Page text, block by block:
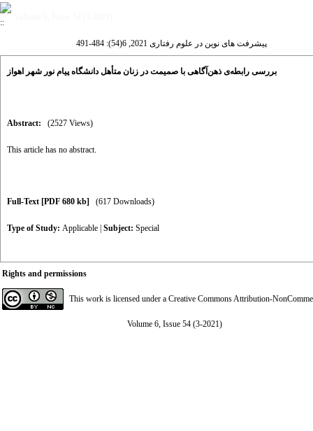
پیشرفت های نوین در علوم رفتاری 2021, 6(54): 484-491
بررسی رابطه‌ی ذهن‌آگاهی با صمیمت در زنان متأهل دانشگاه پیام نور شهر اهواز
Abstract: (2527 Views)
This article has no abstract.
Full-Text [PDF 680 kb] (617 Downloads)
Type of Study: Applicable Subject: Special
Rights and permissions
This work is licensed under a Creative Commons Attribution-
Volume 6, Issue 54 (3-2021)